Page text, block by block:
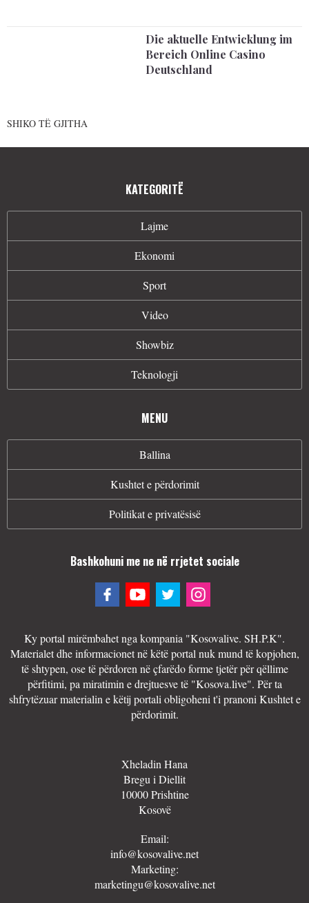
Die aktuelle Entwicklung im
Bereich Online Casino
Deutschland
SHIKO TË GJITHA
KATEGORITË
Lajme
Ekonomi
Sport
Video
Showbiz
Teknologji
MENU
Ballina
Kushtet e përdorimit
Politikat e privatësisë
Bashkohuni me ne në rrjetet sociale
Ky portal mirëmbahet nga kompania "Kosovalive. SH.P.K".
Materialet dhe informacionet në këtë portal nuk mund të kopjohen,
të shtypen, ose të përdoren në çfarëdo forme tjetër për qëllime
përfitimi, pa miratimin e drejtuesve të "Kosova.live". Për ta
shfrytëzuar materialin e këtij portali obligoheni t'i pranoni Kushtet e
përdorimit.
Xheladin Hana
Bregu i Diellit
10000 Prishtine
Kosovë
Email:
info@kosovalive.net
Marketing:
marketingu@kosovalive.net